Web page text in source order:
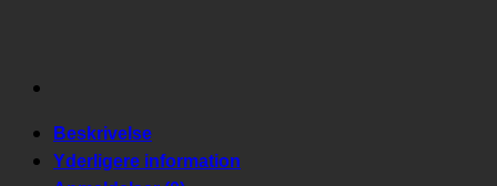
Beskrivelse
Yderligere information